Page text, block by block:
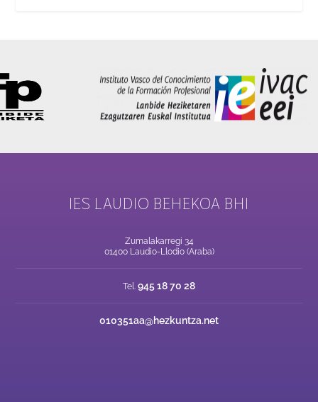
IES LAUDIO BEHEKOA BHI
Zumalakarregi 34
01400 Laudio-Llodio (Araba)
Tel. 945 18 70 28
010351aa@hezkuntza.net